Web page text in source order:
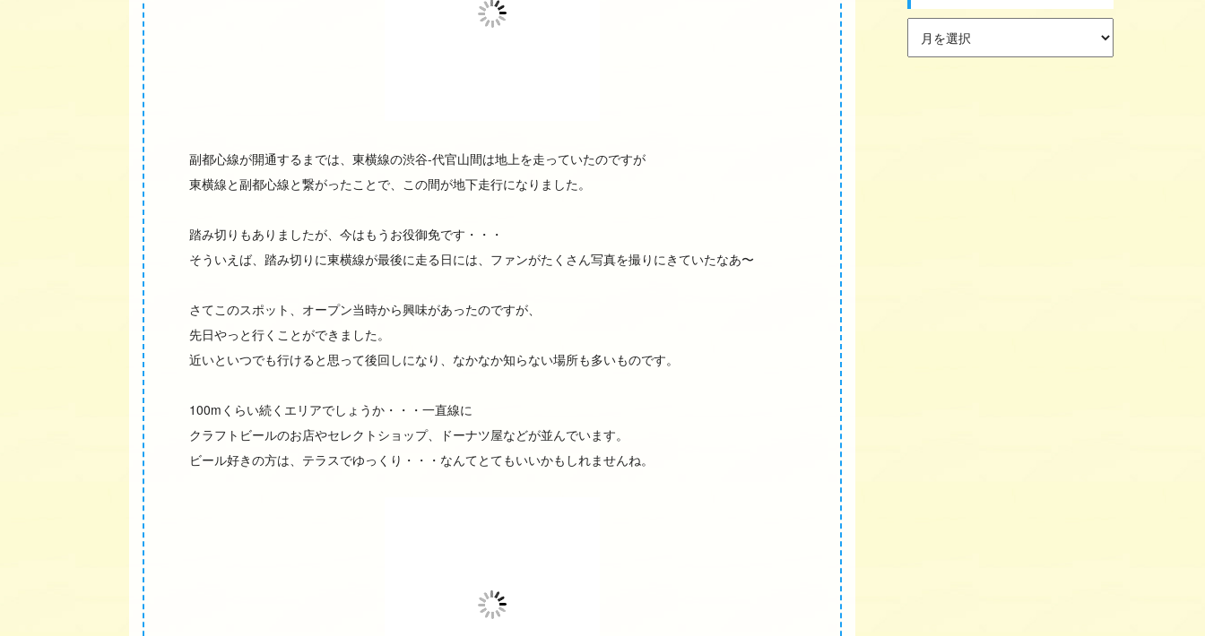
副都心線が開通するまでは、東横線の渋谷-代官山間は地上を走っていたのですが
東横線と副都心線と繋がったことで、この間が地下走行になりました。
踏み切りもありましたが、今はもうお役御免です・・・
そういえば、踏み切りに東横線が最後に走る日には、ファンがたくさん写真を撮りにきていたなあ〜
さてこのスポット、オープン当時から興味があったのですが、
先日やっと行くことができました。
近いといつでも行けると思って後回しになり、なかなか知らない場所も多いものです。
100mくらい続くエリアでしょうか・・・一直線に
クラフトビールのお店やセレクトショップ、ドーナツ屋などが並んでいます。
ビール好きの方は、テラスでゆっくり・・・なんてとてもいいかもしれませんね。